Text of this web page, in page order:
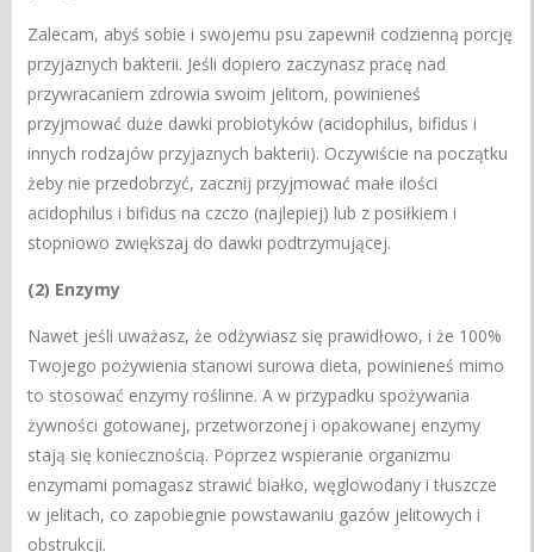
Zalecam, abyś sobie i swojemu psu zapewnił codzienną porcję
przyjaznych bakterii. Jeśli dopiero zaczynasz pracę nad
przywracaniem zdrowia swoim jelitom, powinieneś
przyjmować duże dawki probiotyków (acidophilus, bifidus i
innych rodzajów przyjaznych bakterii). Oczywiście na początku
żeby nie przedobrzyć, zacznij przyjmować małe ilości
acidophilus i bifidus na czczo (najlepiej) lub z posiłkiem i
stopniowo zwiększaj do dawki podtrzymującej.
(2) Enzymy
Nawet jeśli uważasz, że odżywiasz się prawidłowo, i że 100%
Twojego pożywienia stanowi surowa dieta, powinieneś mimo
to stosować enzymy roślinne. A w przypadku spożywania
żywności gotowanej, przetworzonej i opakowanej enzymy
stają się koniecznością. Poprzez wspieranie organizmu
enzymami pomagasz strawić białko, węglowodany i tłuszcze
w jelitach, co zapobiegnie powstawaniu gazów jelitowych i
obstrukcji.